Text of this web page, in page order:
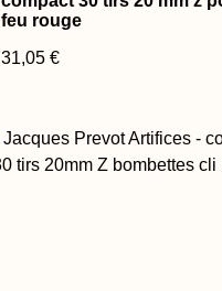
feu rouge
31,05 €